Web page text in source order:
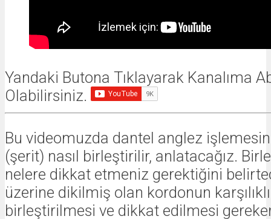
Yandaki Butona Tıklayarak Kanalıma
Olabilirsiniz.
Bu videomuzda dantel anglez
(şerit) nasıl birleştirilir, anlatacağız.
nelere dikkat etmeniz gerektiğini
üzerine dikilmiş olan kordonun
birleştirilmesi ve dikkat edilmesi